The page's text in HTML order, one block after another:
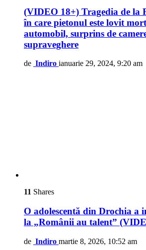
(VIDEO 18+) Tragedia de la
în care pietonul este lovit
automobil, surprins de
supraveghere
de Indiro ianuarie 29, 2024, 9:20 am
11 Shares
O adolescentă din Drochia a
la „Românii au talent”
de Indiro martie 8, 2026, 10:52 am